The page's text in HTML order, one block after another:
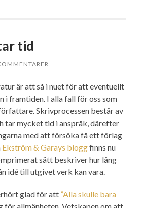
tid
är att så i nuet för att eventuellt
i framtiden. I alla fall för oss som
Skrivprocessen består av
tar mycket tid i anspråk, därefter
med att försöka få ett förlag
Ekström & Garays bloggfinns nu
sätt beskriver hur lång
idé till utgivet verk kan vara.
glad för att ”Alla skulle bara
för allmänheten. Vetskapen om att